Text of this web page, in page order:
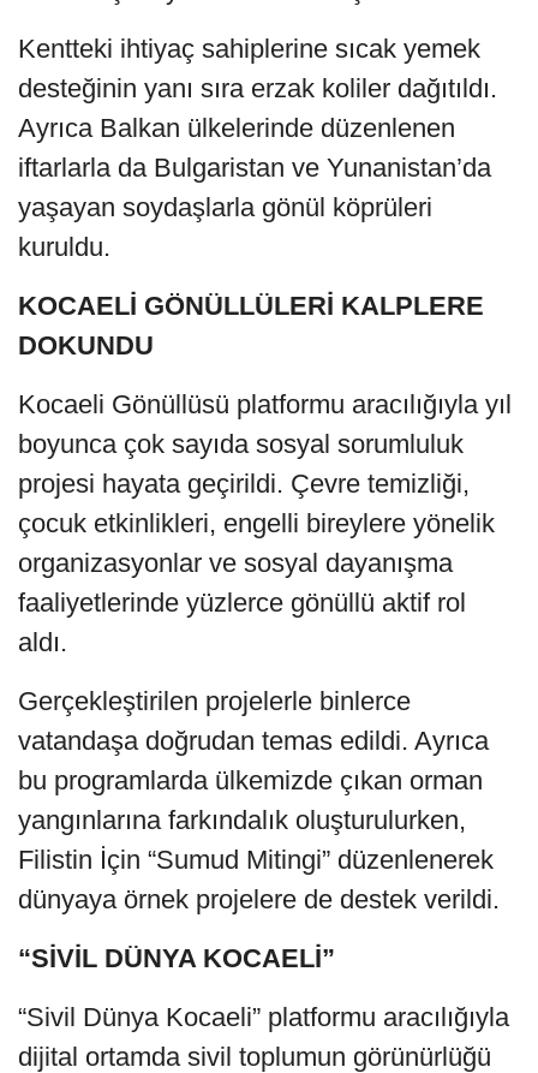
Kentteki ihtiyaç sahiplerine sıcak yemek
desteğinin yanı sıra erzak koliler dağıtıldı.
Ayrıca Balkan ülkelerinde düzenlenen
iftarlarla da Bulgaristan ve Yunanistan’da
yaşayan soydaşlarla gönül köprüleri
kuruldu.
KOCAELİ GÖNÜLLÜLERİ KALPLERE
DOKUNDU
Kocaeli Gönüllüsü platformu aracılığıyla yıl
boyunca çok sayıda sosyal sorumluluk
projesi hayata geçirildi. Çevre temizliği,
çocuk etkinlikleri, engelli bireylere yönelik
organizasyonlar ve sosyal dayanışma
faaliyetlerinde yüzlerce gönüllü aktif rol
aldı.
Gerçekleştirilen projelerle binlerce
vatandaşa doğrudan temas edildi. Ayrıca
bu programlarda ülkemizde çıkan orman
yangınlarına farkındalık oluşturulurken,
Filistin İçin “Sumud Mitingi” düzenlenerek
dünyaya örnek projelere de destek verildi.
“SİVİL DÜNYA KOCAELİ”
“Sivil Dünya Kocaeli” platformu aracılığıyla
dijital ortamda sivil toplumun görünürlüğü